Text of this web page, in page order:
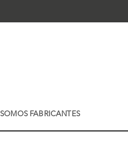
SOMOS FABRICANTES